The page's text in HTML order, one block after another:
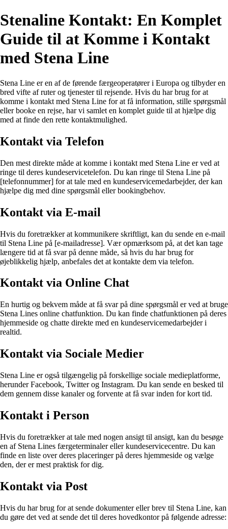
Stenaline Kontakt: En Komplet
Guide til at Komme i Kontakt
med Stena Line
Stena Line er en af de førende færgeoperatører i Europa og tilbyder en
bred vifte af ruter og tjenester til rejsende. Hvis du har brug for at
komme i kontakt med Stena Line for at få information, stille spørgsmål
eller booke en rejse, har vi samlet en komplet guide til at hjælpe dig
med at finde den rette kontaktmulighed.
Kontakt via Telefon
Den mest direkte måde at komme i kontakt med Stena Line er ved at
ringe til deres kundeservicetelefon. Du kan ringe til Stena Line på
[telefonnummer] for at tale med en kundeservicemedarbejder, der kan
hjælpe dig med dine spørgsmål eller bookingbehov.
Kontakt via E-mail
Hvis du foretrækker at kommunikere skriftligt, kan du sende en e-mail
til Stena Line på [e-mailadresse]. Vær opmærksom på, at det kan tage
længere tid at få svar på denne måde, så hvis du har brug for
øjeblikkelig hjælp, anbefales det at kontakte dem via telefon.
Kontakt via Online Chat
En hurtig og bekvem måde at få svar på dine spørgsmål er ved at bruge
Stena Lines online chatfunktion. Du kan finde chatfunktionen på deres
hjemmeside og chatte direkte med en kundeservicemedarbejder i
realtid.
Kontakt via Sociale Medier
Stena Line er også tilgængelig på forskellige sociale medieplatforme,
herunder Facebook, Twitter og Instagram. Du kan sende en besked til
dem gennem disse kanaler og forvente at få svar inden for kort tid.
Kontakt i Person
Hvis du foretrækker at tale med nogen ansigt til ansigt, kan du besøge
en af Stena Lines færgeterminaler eller kundeservicecentre. Du kan
finde en liste over deres placeringer på deres hjemmeside og vælge
den, der er mest praktisk for dig.
Kontakt via Post
Hvis du har brug for at sende dokumenter eller brev til Stena Line, kan
du gøre det ved at sende det til deres hovedkontor på følgende adresse: